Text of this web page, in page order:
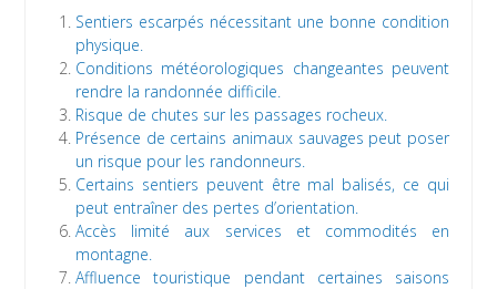
Sentiers escarpés nécessitant une bonne condition
physique.
Conditions météorologiques changeantes peuvent
rendre la randonnée difficile.
Risque de chutes sur les passages rocheux.
Présence de certains animaux sauvages peut poser
un risque pour les randonneurs.
Certains sentiers peuvent être mal balisés, ce qui
peut entraîner des pertes d’orientation.
Accès limité aux services et commodités en
montagne.
Affluence touristique pendant certaines saisons